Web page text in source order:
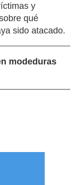
y
qué
sido atacado.
modeduras